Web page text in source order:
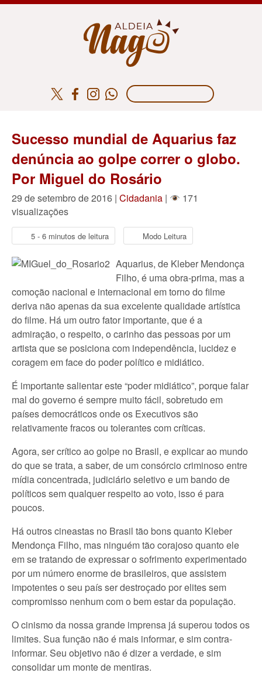
Sucesso mundial de Aquarius faz
denúncia ao golpe correr o globo.
Por Miguel do Rosário
29 de setembro de 2016 | Cidadania |
171
visualizações
5 - 6 minutos de leitura Modo Leitura
Aquarius, de Kleber Mendonça
Filho, é uma obra-prima, mas a
comoção nacional e internacional em torno do filme
deriva não apenas da sua excelente qualidade artística
do filme. Há um outro fator importante, que é a
admiração, o respeito, o carinho das pessoas por um
artista que se posiciona com independência, lucidez e
coragem em face do poder político e midiático.
É importante salientar este “poder midiático”, porque falar
mal do governo é sempre muito fácil, sobretudo em
países democráticos onde os Executivos são
relativamente fracos ou tolerantes com críticas.
Agora, ser crítico ao golpe no Brasil, e explicar ao mundo
do que se trata, a saber, de um consórcio criminoso entre
mídia concentrada, judiciário seletivo e um bando de
políticos sem qualquer respeito ao voto, isso é para
poucos.
Há outros cineastas no Brasil tão bons quanto Kleber
Mendonça Filho, mas ninguém tão corajoso quanto ele
em se tratando de expressar o sofrimento experimentado
por um número enorme de brasileiros, que assistem
impotentes o seu país ser destroçado por elites sem
compromisso nenhum com o bem estar da população.
O cinismo da nossa grande imprensa já superou todos os
limites. Sua função não é mais informar, e sim contra-
informar. Seu objetivo não é dizer a verdade, e sim
consolidar um monte de mentiras.